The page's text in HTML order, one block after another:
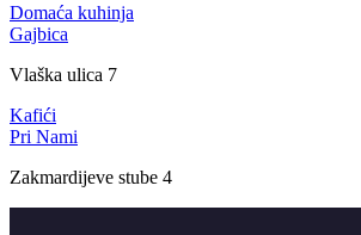
Domaća kuhinja
Gajbica
Vlaška ulica 7
Kafići
Pri Nami
Zakmardijeve stube 4